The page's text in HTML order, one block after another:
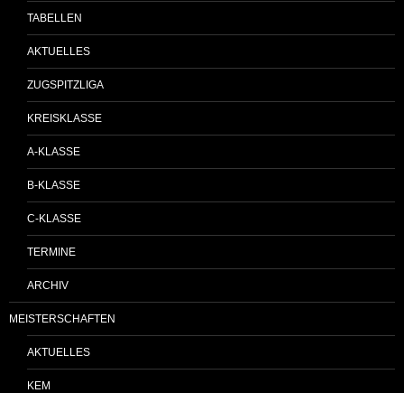
TABELLEN
AKTUELLES
ZUGSPITZLIGA
KREISKLASSE
A-KLASSE
B-KLASSE
C-KLASSE
TERMINE
ARCHIV
MEISTERSCHAFTEN
AKTUELLES
KEM